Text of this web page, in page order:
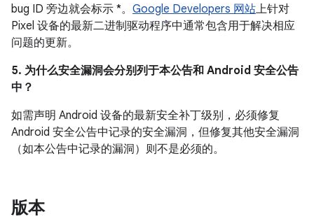
bug ID 旁边就会标示 *。 Google Developers 网站上针对
Pixel 设备的最新二进制驱动程序中通常包含用于解决相应
问题的更新。
5. 为什么安全漏洞会分别列于本公告和 Android 安全公告
中？
如需声明 Android 设备的最新安全补丁级别，必须修复
Android 安全公告中记录的安全漏洞，但修复其他安全漏洞
（如本公告中记录的漏洞）则不是必须的。
版本